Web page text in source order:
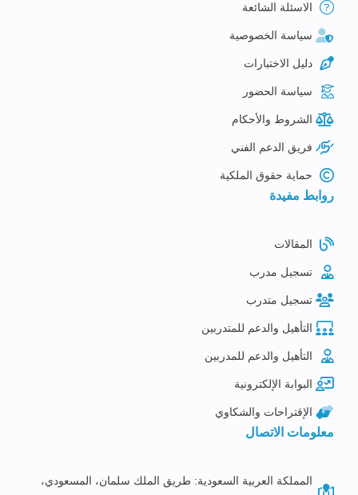
الاسئلة الشائعة
سياسة الخصوصية
دليل الاختبارات
سياسة الحضور
الشروط والأحكام
فريق الدعم الفني
حماية حقوق الملكية
روابط مفيدة
المقالات
تسجيل مدرب
تسجيل متدرب
التأهيل والدعم للمتدربين
التأهيل والدعم للمدربين
البوابة الإلكترونية
الإقتراحات والشكاوي
معلومات الاتصال
المملكة العربية السعودية: طريق الملك سلمان، المسعودي،